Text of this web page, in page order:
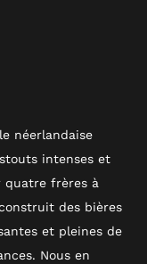
néerlandaise
intenses et
quatre frères à
des bières
et pleines de
Nous en